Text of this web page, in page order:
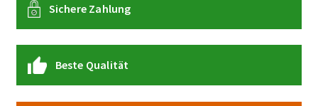
Sichere Zahlung
Beste Qualität